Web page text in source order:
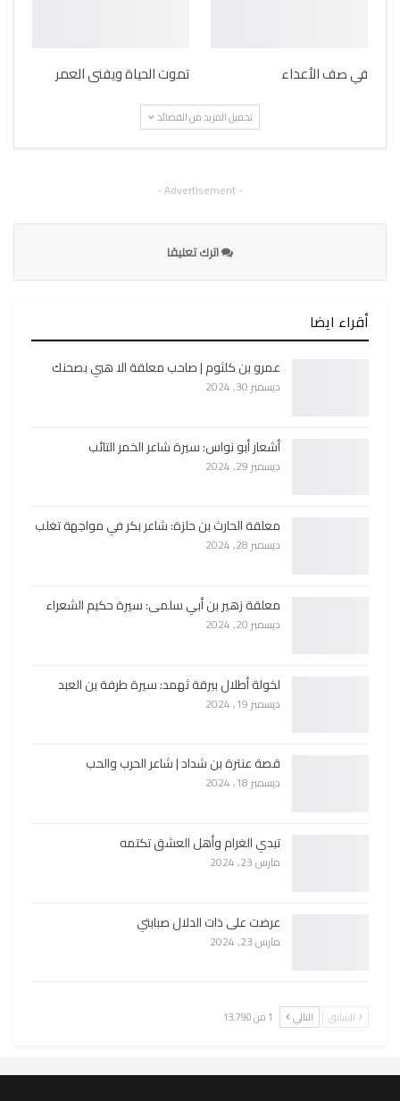
في صف الأعداء تموت الحياة ويفنى العمر
تحميل المزيد من القصائد
- Advertisement -
اترك تعليقا
أقراء ايضا
عمرو بن كلثوم | صاحب معلقة الا هبي بصحنك
ديسمبر 30, 2024
أشعار أبو نواس: سيرة شاعر الخمر التائب
ديسمبر 29, 2024
معلقة الحارث بن حلزة: شاعر بكر في مواجهة تغلب
ديسمبر 28, 2024
معلقة زهير بن أبي سلمى: سيرة حكيم الشعراء
ديسمبر 20, 2024
لخولة أطلال ببرقة ثهمد: سيرة طرفة بن العبد
ديسمبر 19, 2024
قصة عنترة بن شداد | شاعر الحرب والحب
ديسمبر 18, 2024
تبدي الغرام وأهل العشق تكتمه
مارس 23, 2024
عرضت على ذات الدلال صبابتي
مارس 23, 2024
السابق التالي 1 من 13٬790